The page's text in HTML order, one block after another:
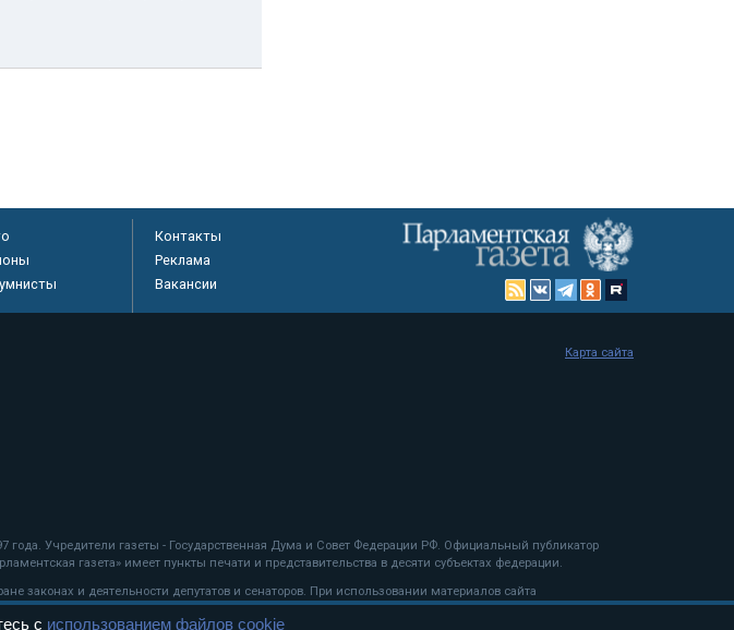
Контакты
Реклама
Вакансии
Учредители газеты - Государственная Дума и Совет Федерации РФ. Официальный публикатор
газета» имеет пункты печати и представительства в десяти субъектах федерации.
законах и деятельности депутатов и сенаторов. При использовании материалов сайта
Карта сайта
с использованием файлов cookie